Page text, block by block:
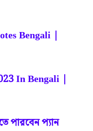
Bengali |
In Bengali |
পারবেন প্যান